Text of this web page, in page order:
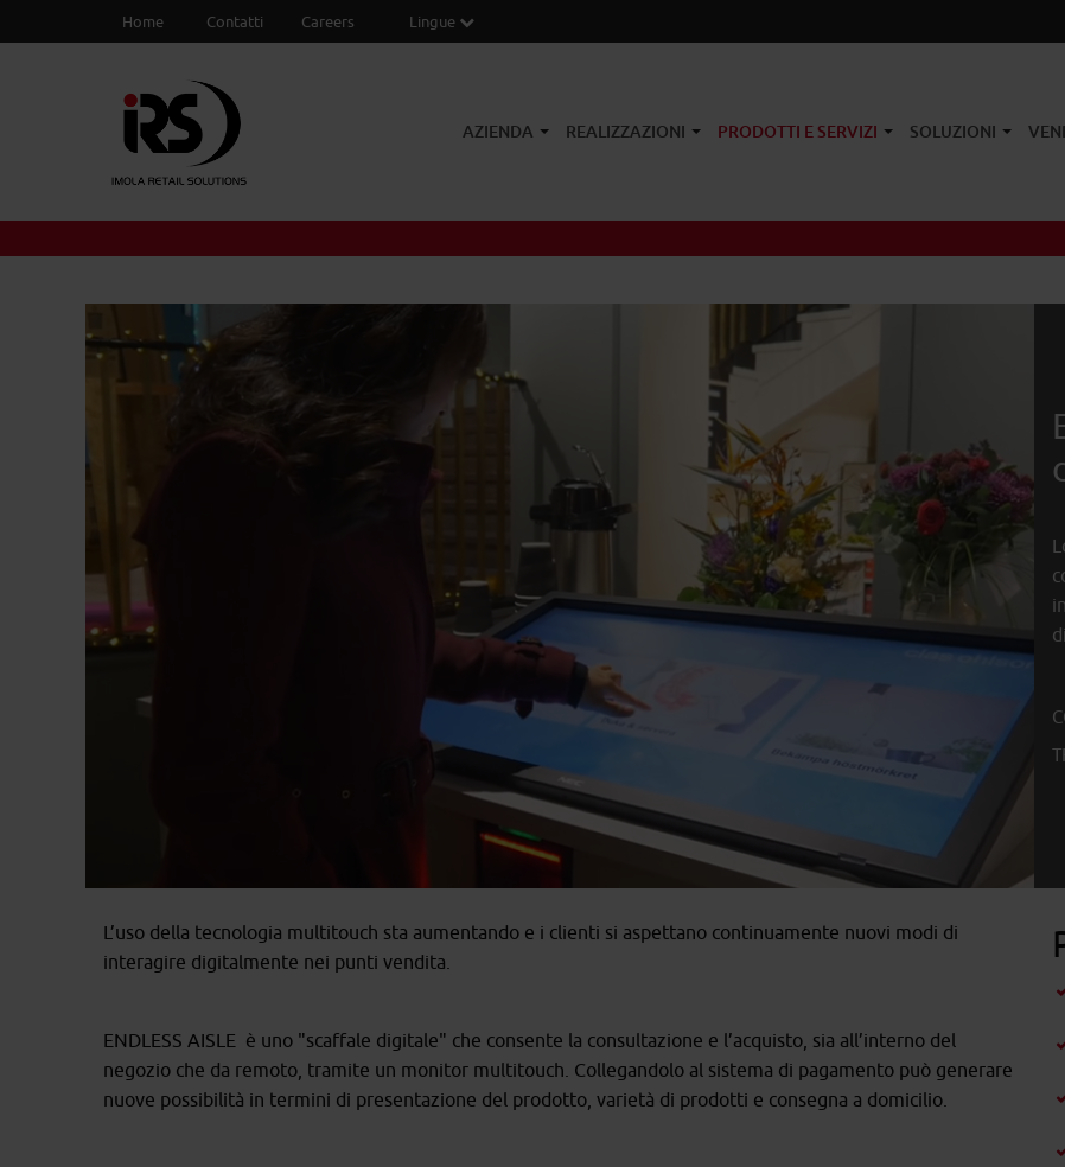
Home Contatti Careers Lingue
AZIENDA REALIZZAZIONI PRODOTTI E SERVIZI SOLUZIONI
L’uso della tecnologia multitouch sta aumentando e i clienti si aspettano continuamente nuovi modi di
interagire digitalmente nei punti vendita.
ENDLESS AISLE è uno "scaffale digitale" che consente la consultazione e l’acquisto, sia all’interno del
negozio che da remoto, tramite un monitor multitouch. Collegandolo al sistema di pagamento può generare
nuove possibilità in termini di presentazione del prodotto, varietà di prodotti e consegna a domicilio.